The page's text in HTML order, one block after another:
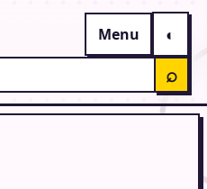
Menu
⌕